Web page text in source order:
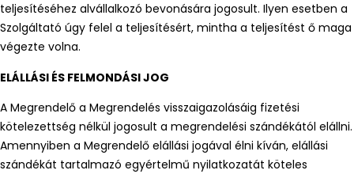
teljesítéséhez alvállalkozó bevonására jogosult. Ilyen esetben a
Szolgáltató úgy felel a teljesítésért, mintha a teljesítést ő maga
végezte volna.
ELÁLLÁSI ÉS FELMONDÁSI JOG
A Megrendelő a Megrendelés visszaigazolásáig fizetési
kötelezettség nélkül jogosult a megrendelési szándékától elállni.
Amennyiben a Megrendelő elállási jogával élni kíván, elállási
szándékát tartalmazó egyértelmű nyilatkozatát köteles